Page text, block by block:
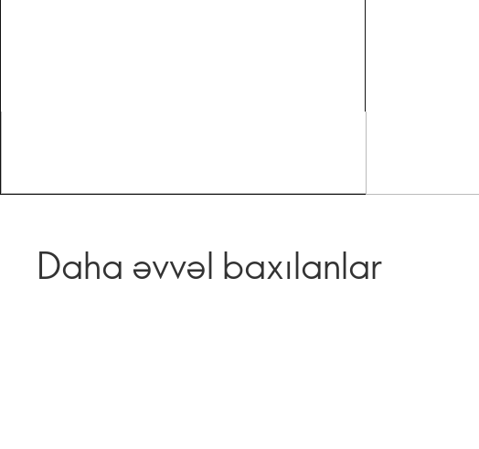
Daha əvvəl baxılanlar